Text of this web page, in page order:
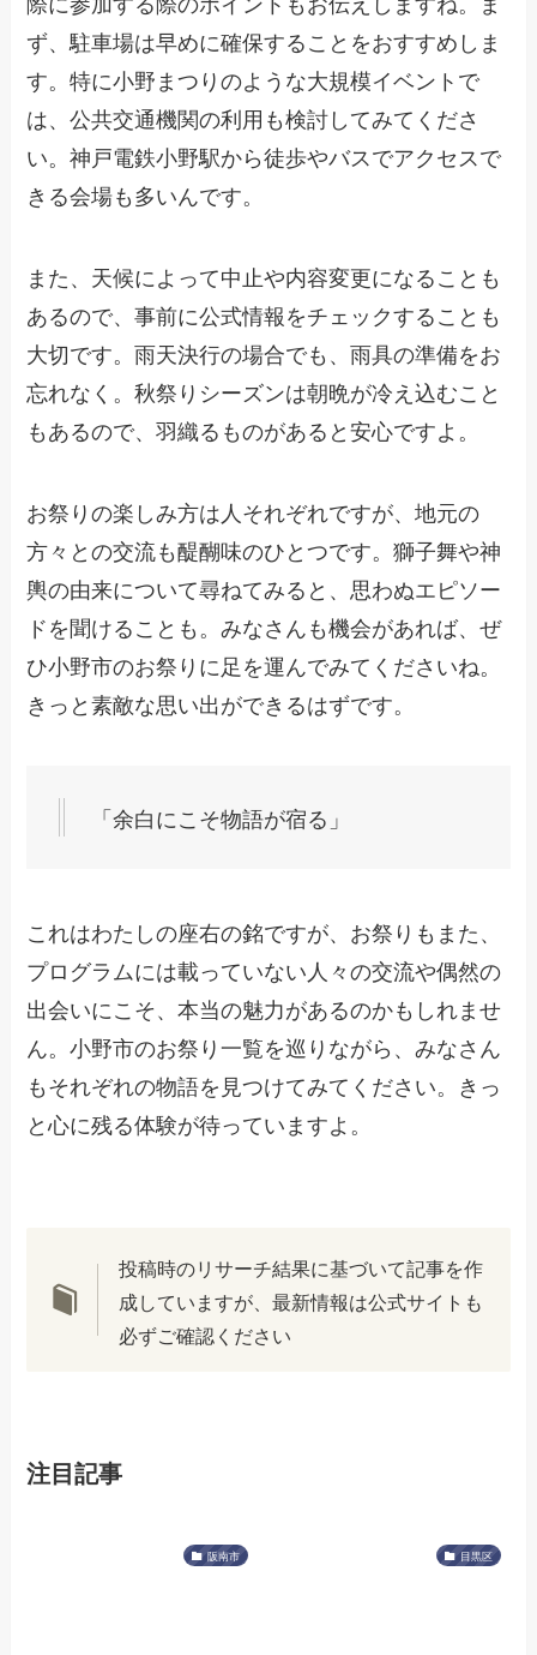
ず、駐車場は早めに確保することをおすすめしま
す。特に小野まつりのような大規模イベントで
は、公共交通機関の利用も検討してみてくださ
い。神戸電鉄小野駅から徒歩やバスでアクセスで
きる会場も多いんです。
また、天候によって中止や内容変更になることも
あるので、事前に公式情報をチェックすることも
大切です。雨天決行の場合でも、雨具の準備をお
忘れなく。秋祭りシーズンは朝晩が冷え込むこと
もあるので、羽織るものがあると安心ですよ。
お祭りの楽しみ方は人それぞれですが、地元の
方々との交流も醍醐味のひとつです。獅子舞や神
輿の由来について尋ねてみると、思わぬエピソー
ドを聞けることも。みなさんも機会があれば、ぜ
ひ小野市のお祭りに足を運んでみてくださいね。
きっと素敵な思い出ができるはずです。
「余白にこそ物語が宿る」
これはわたしの座右の銘ですが、お祭りもまた、
プログラムには載っていない人々の交流や偶然の
出会いにこそ、本当の魅力があるのかもしれませ
ん。小野市のお祭り一覧を巡りながら、みなさん
もそれぞれの物語を見つけてみてください。きっ
と心に残る体験が待っていますよ。
投稿時のリサーチ結果に基づいて記事を作
成していますが、最新情報は公式サイトも
必ずご確認ください
注目記事
阪南市 目黒区